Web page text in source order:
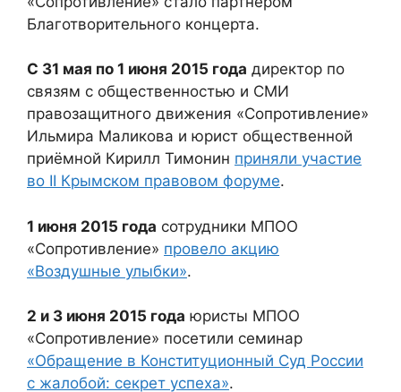
Благотворительного концерта.
С 31 мая по 1 июня 2015 года директор по
связям с общественностью и СМИ
правозащитного движения «Сопротивление»
Ильмира Маликова и юрист общественной
приёмной Кирилл Тимонин приняли участие
во II Крымском правовом форуме.
1 июня 2015 года сотрудники МПОО
«Сопротивление» провело акцию
«Воздушные улыбки».
2 и 3 июня 2015 года юристы МПОО
«Сопротивление» посетили семинар
«Обращение в Конституционный Суд России
с жалобой: секрет успеха».